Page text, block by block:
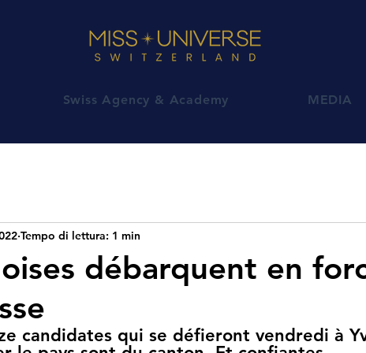
Swiss Agency & Academy MEDIA
débarquent en
Tempo di lettura: 1 min
candidates qui se défieront vendredi à